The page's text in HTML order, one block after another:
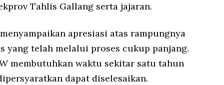
Tahlis Gallang serta jajaran.
apresiasi atas rampungnya
yang telah melalui proses cukup panjang.
membutuhkan waktu sekitar satu tahun
dapat diselesaikan.